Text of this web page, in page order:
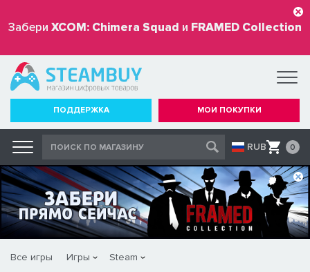
Забери XCOM: Chimera Squad и FRAMED Collection
бесплатно
ПОДДЕРЖКА МОИ ПОКУПКИ
RUB 0
Все игры Игры Steam